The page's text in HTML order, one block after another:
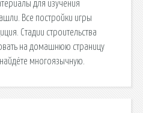
для изучения
Все постройки игры
Стадии строительства
на домашнюю страницу
многоязычную.